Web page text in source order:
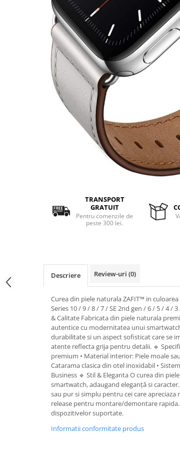
Aparate de vidat
Benzi dublu adezive
Dispozitiv indepartare papiloame
Etajere depozitare
Irigatoare bucale
Truse machiaj copii
TRANSPORT
GRATUIT
Pentru comenzile de
peste 300 lei.
Descriere Review-uri (0)
Curea din piele naturala ZAFIT™ in
Series 10 / 9 / 8 / 7 / SE 2nd gen / 6 / 5 / 4
& Calitate Fabricata din piele naturala
autentice cu modernitatea unui
durabilitate si un aspect sofisticat care se
atente reflecta grija pentru detalii. 🔹
premium • Material interior: Piele moale
Catarama clasica din otel inoxidabil •
Business 🔹 Stil & Eleganta O curea din
smartwatch, adaugand eleganță si
sau pur si simplu pentru cei care
release pentru montare/demontare
dispozitivelor suportate.
Informatii conformitate produs